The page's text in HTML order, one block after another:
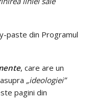
paste din Programul
, care are un
„ideologiei”
pagini din